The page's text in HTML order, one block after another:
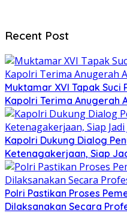
Recent Post
Muktamar XVI Tapak Suci
Kapolri Terima Anugerah
Kapolri Dukung Dialog
Ketenagakerjaan, Siap
Polri Pastikan Proses
Dilaksanakan Secara